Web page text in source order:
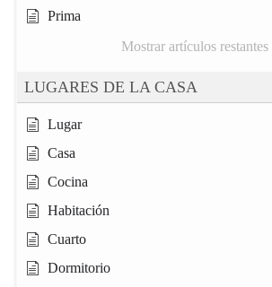
Prima
Mostrar artículos restantes
LUGARES DE LA CASA
Lugar
Casa
Cocina
Habitación
Cuarto
Dormitorio